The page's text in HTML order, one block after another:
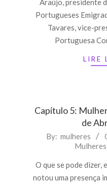
Araújo, presidente
Portugueses
Tavares, vice-
Portuguesa
LIRE
Capítulo 5:
de
2022-By: mulheres
O que se pode dizer,
notou uma presença